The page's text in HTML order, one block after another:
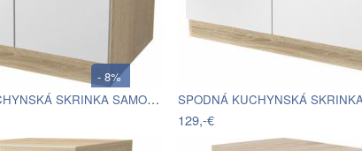
- 8%
SPODNÁ KUCHYNSKÁ SKRINKA SAMOA US 80
129,-€